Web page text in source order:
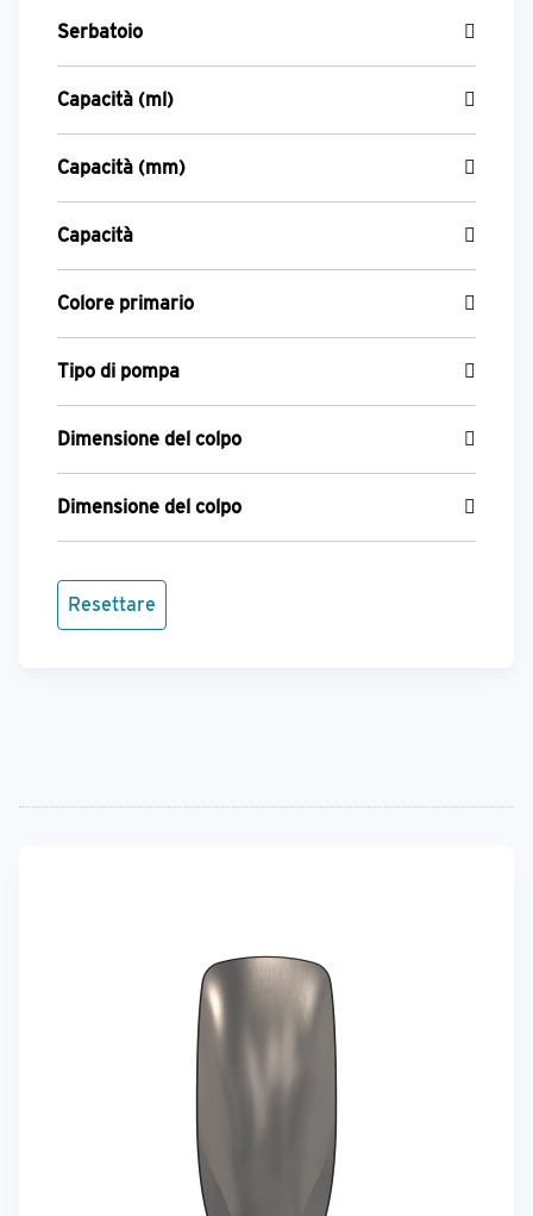
Serbatoio
Capacità (ml)
Capacità (mm)
Capacità
Colore primario
Tipo di pompa
Dimensione del colpo
Dimensione del colpo
Resettare